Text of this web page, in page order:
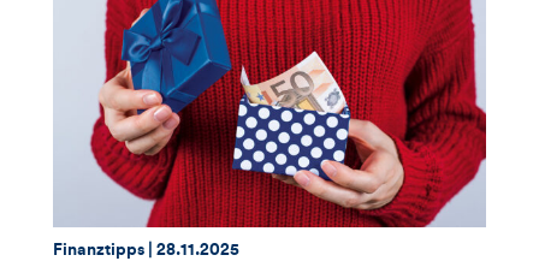
Views,
Likes
und
Kommentare
dieses
Thema:
Finanztipps | Datum:
28.11.2025